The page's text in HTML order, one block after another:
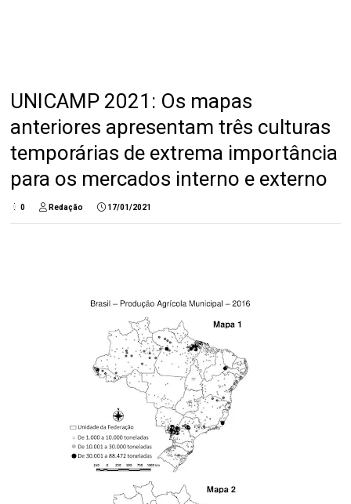
UNICAMP 2021: Os mapas
anteriores apresentam três culturas
temporárias de extrema importância
para os mercados interno e externo
0 Redação 17/01/2021